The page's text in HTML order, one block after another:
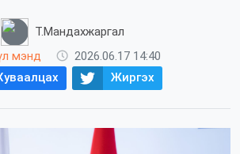
Т.Мандахжаргал
мэнд
2026.06.17 14:40
Жиргэх